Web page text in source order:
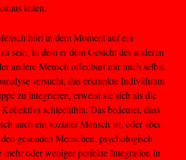
leiten:
hört in dem Moment auf ein
sein, in dem er dem Gesicht des anderen
andere Mensch offenbart mir mich selbst.
versucht, das erkrankte Individuum
zu integrieren, erweist sie sich als die
schlechthin. Das bedeutet, dass
auch ein sozialer Mensch ist, oder aber,
gesunden Menschen, psychologisch
mehr oder weniger perfekte Integration in